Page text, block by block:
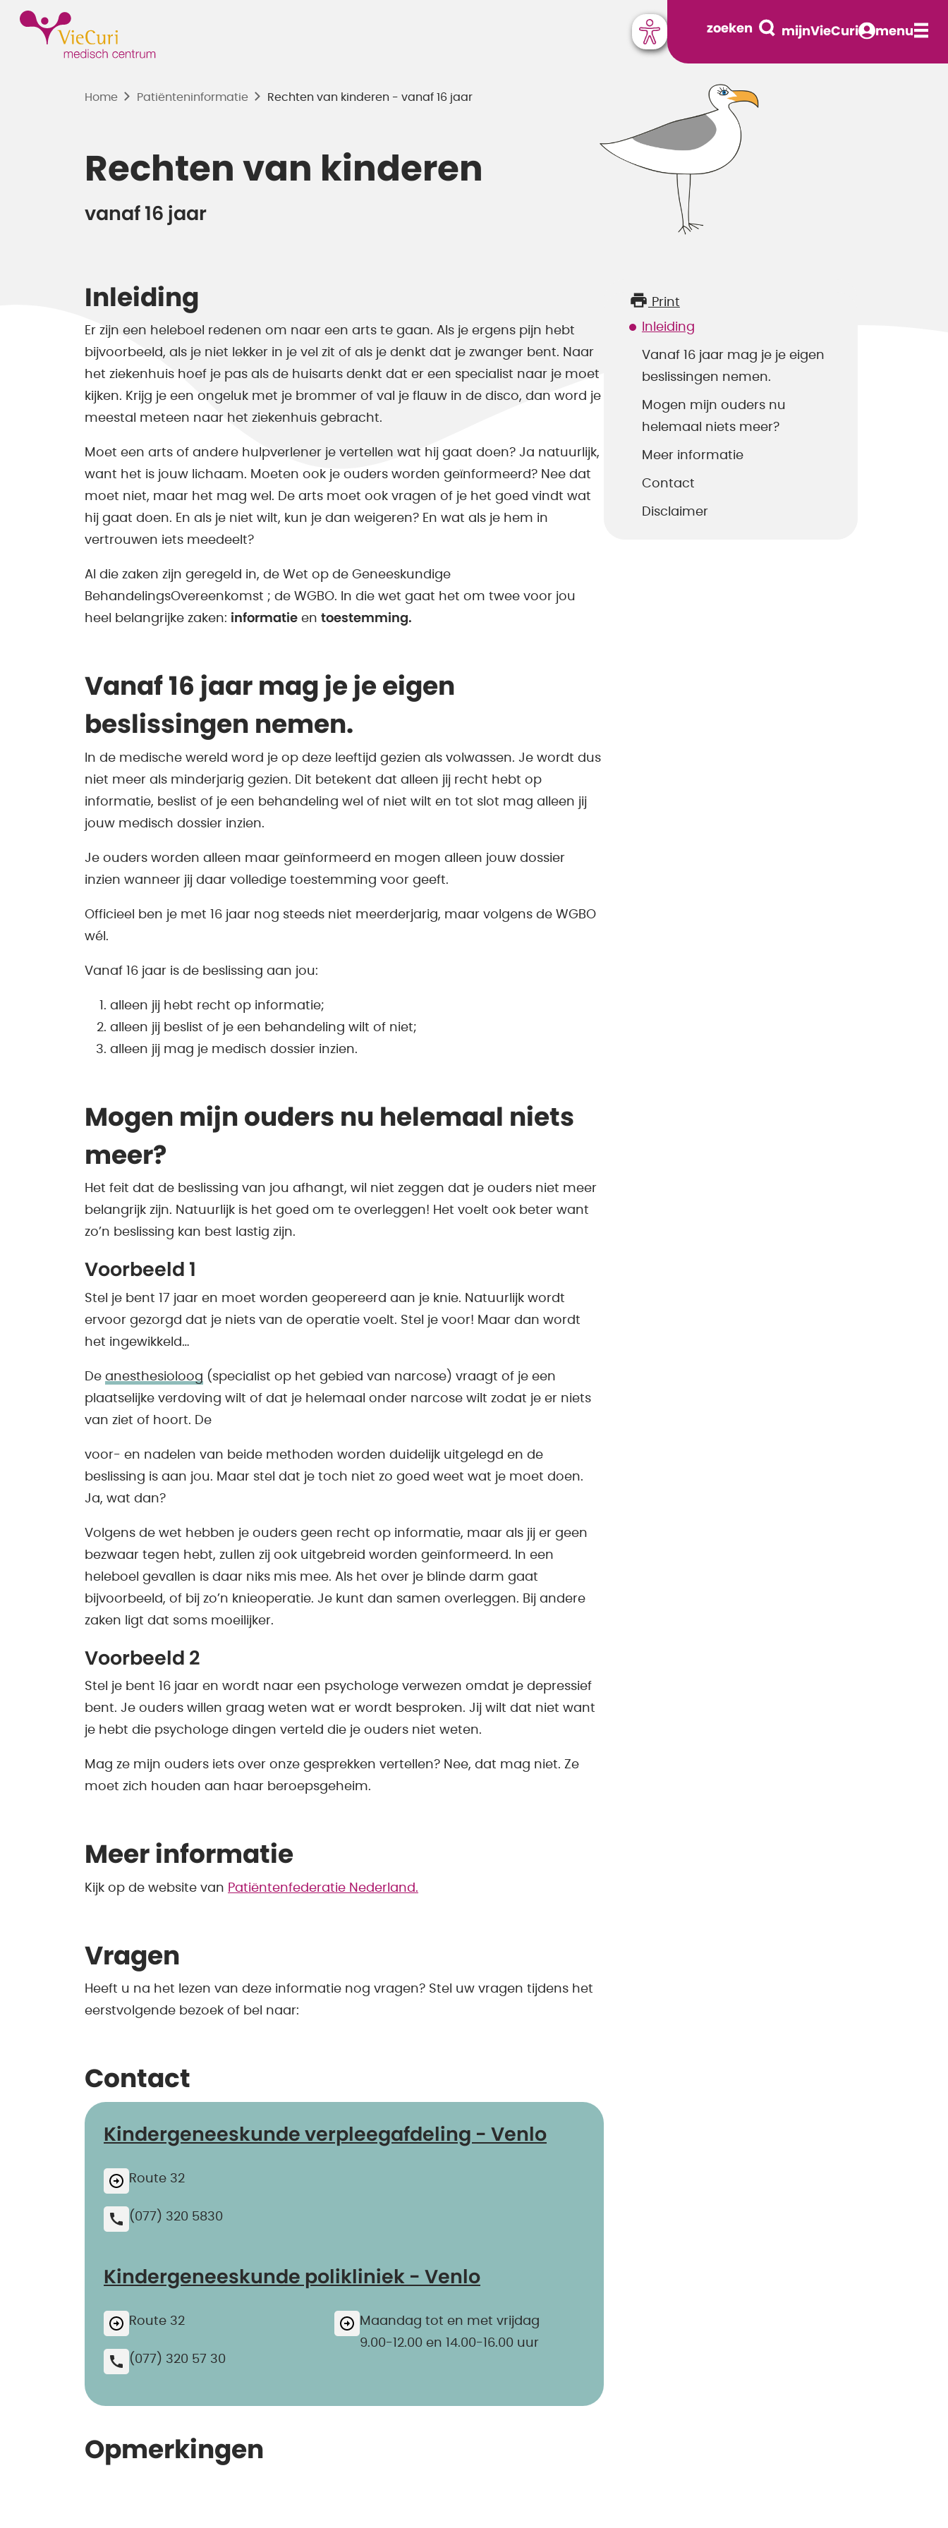
zoeken mijnVieCuri menu
Home Patiënten­informatie Rechten van kinderen - vanaf 16 jaar
Rechten van kinderen
vanaf 16 jaar
Inleiding
Er zijn een heleboel redenen om naar een arts te gaan. Als je ergens pijn hebt
bijvoorbeeld, als je niet lekker in je vel zit of als je denkt dat je zwanger bent. Naar
het ziekenhuis hoef je pas als de huisarts denkt dat er een specialist naar je moet
kijken. Krijg je een ongeluk met je brommer of val je flauw in de disco, dan word je
meestal meteen naar het ziekenhuis gebracht.
Moet een arts of andere hulpverlener je vertellen wat hij gaat doen? Ja natuurlijk,
want het is jouw lichaam. Moeten ook je ouders worden geïnformeerd? Nee dat
moet niet, maar het mag wel. De arts moet ook vragen of je het goed vindt wat
hij gaat doen. En als je niet wilt, kun je dan weigeren? En wat als je hem in
vertrouwen iets meedeelt?
Al die zaken zijn geregeld in, de Wet op de Geneeskundige
BehandelingsOvereenkomst ; de WGBO. In die wet gaat het om twee voor jou
heel belangrijke zaken: informatie en toestemming.
Vanaf 16 jaar mag je je eigen
beslissingen nemen.
In de medische wereld word je op deze leeftijd gezien als volwassen. Je wordt dus
niet meer als minderjarig gezien. Dit betekent dat alleen jij recht hebt op
informatie, beslist of je een behandeling wel of niet wilt en tot slot mag alleen jij
jouw medisch dossier inzien.
Je ouders worden alleen maar geïnformeerd en mogen alleen jouw dossier
inzien wanneer jij daar volledige toestemming voor geeft.
Officieel ben je met 16 jaar nog steeds niet meerderjarig, maar volgens de WGBO
wél.
Vanaf 16 jaar is de beslissing aan jou:
alleen jij hebt recht op informatie;
alleen jij beslist of je een behandeling wilt of niet;
alleen jij mag je medisch dossier inzien.
Mogen mijn ouders nu helemaal niets
meer?
Het feit dat de beslissing van jou afhangt, wil niet zeggen dat je ouders niet meer
belangrijk zijn. Natuurlijk is het goed om te overleggen! Het voelt ook beter want
zo’n beslissing kan best lastig zijn.
Voorbeeld 1
Stel je bent 17 jaar en moet worden geopereerd aan je knie. Natuurlijk wordt
ervoor gezorgd dat je niets van de operatie voelt. Stel je voor! Maar dan wordt
het ingewikkeld…
De anesthesioloog (specialist op het gebied van narcose) vraagt of je een
plaatselijke verdoving wilt of dat je helemaal onder narcose wilt zodat je er niets
van ziet of hoort. De
voor- en nadelen van beide methoden worden duidelijk uitgelegd en de
beslissing is aan jou. Maar stel dat je toch niet zo goed weet wat je moet doen.
Ja, wat dan?
Volgens de wet hebben je ouders geen recht op informatie, maar als jij er geen
bezwaar tegen hebt, zullen zij ook uitgebreid worden geïnformeerd. In een
heleboel gevallen is daar niks mis mee. Als het over je blinde darm gaat
bijvoorbeeld, of bij zo’n knieoperatie. Je kunt dan samen overleggen. Bij andere
zaken ligt dat soms moeilijker.
Voorbeeld 2
Stel je bent 16 jaar en wordt naar een psychologe verwezen omdat je depressief
bent. Je ouders willen graag weten wat er wordt besproken. Jij wilt dat niet want
je hebt die psychologe dingen verteld die je ouders niet weten.
Mag ze mijn ouders iets over onze gesprekken vertellen? Nee, dat mag niet. Ze
moet zich houden aan haar beroepsgeheim.
Meer informatie
Kijk op de website van Patiëntenfederatie Nederland.
Vragen
Heeft u na het lezen van deze informatie nog vragen? Stel uw vragen tijdens het
eerstvolgende bezoek of bel naar:
Contact
Kindergeneeskunde verpleegafdeling - Venlo
Route 32
(077) 320 5830
Kindergeneeskunde polikliniek - Venlo
Route 32
(077) 320 57 30
Maandag tot en met vrijdag
9.00-12.00 en 14.00-16.00 uur
Opmerkingen
Print
Inleiding
Vanaf 16 jaar mag je je eigen
beslissingen nemen.
Mogen mijn ouders nu
helemaal niets meer?
Meer informatie
Contact
Disclaimer